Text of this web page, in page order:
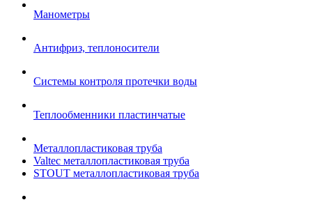
Манометры
Антифриз, теплоносители
Системы контроля протечки воды
Теплообменники пластинчатые
Металлопластиковая труба
Valtec металлопластиковая труба
STOUT металлопластиковая труба